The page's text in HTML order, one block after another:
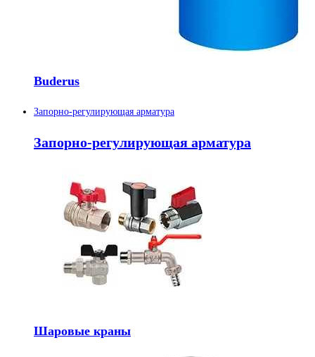
Buderus
Запорно-регулирующая арматура
Запорно-регулирующая арматура
Шаровые краны